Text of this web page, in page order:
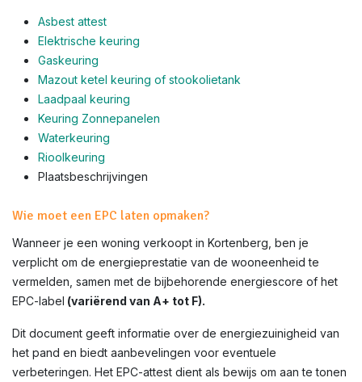
Asbest attest
Elektrische keuring
Gaskeuring
Mazout ketel keuring of stookolietank
Laadpaal keuring
Keuring Zonnepanelen
Waterkeuring
Rioolkeuring
Plaatsbeschrijvingen
Wie moet een EPC laten opmaken?
Wanneer je een woning verkoopt in Kortenberg, ben je
verplicht om de energieprestatie van de wooneenheid te
vermelden, samen met de bijbehorende energiescore of het
EPC-label (variërend van A+ tot F).
Dit document geeft informatie over de energiezuinigheid van
het pand en biedt aanbevelingen voor eventuele
verbeteringen. Het EPC-attest dient als bewijs om aan te tonen